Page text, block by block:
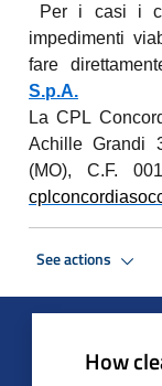
Per i casi i
impedimenti
fare
S.p.A.
La CPL
Achille Grandi
(MO), C.F.
See actions
How